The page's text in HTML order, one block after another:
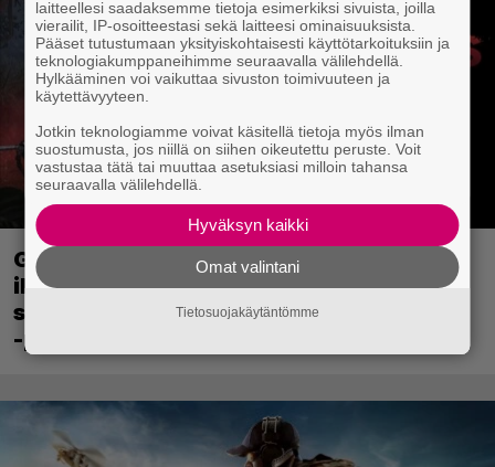
Ghost Recon 25 vuotta: nappaa nyt
ilmaiseksi Ghost Recon: Future Soldier
sekä merkittävä Ghost Recon Wildlands
-päivitys
laitteellesi saadaksemme tietoja esimerkiksi sivuista, joilla
vierailit, IP-osoitteestasi sekä laitteesi ominaisuuksista.
Pääset tutustumaan yksityiskohtaisesti käyttötarkoituksiin ja
teknologiakumppaneihimme seuraavalla välilehdellä.
Hylkääminen voi vaikuttaa sivuston toimivuuteen ja
käytettävyyteen.
Jotkin teknologiamme voivat käsitellä tietoja myös ilman
suostumusta, jos niillä on siihen oikeutettu peruste. Voit
vastustaa tätä tai muuttaa asetuksiasi milloin tahansa
seuraavalla välilehdellä.
Hyväksyn kaikki
Omat valintani
Tietosuojakäytäntömme